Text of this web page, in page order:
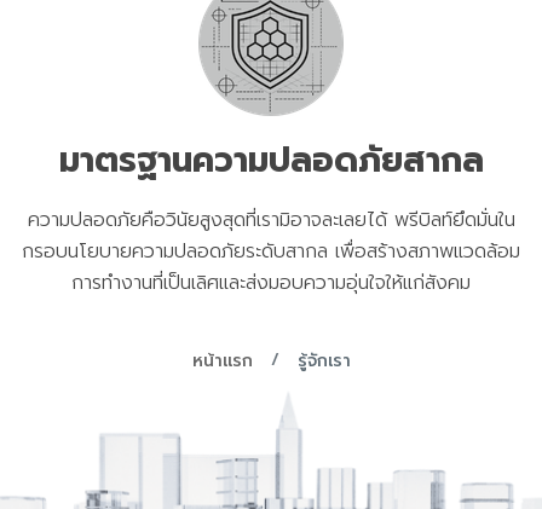
มาตรฐานความปลอดภัยสากล
ความปลอดภัยคือวินัยสูงสุดที่เรามิอาจละเลยได้ พรีบิลท์ยึดมั่นใน
กรอบนโยบายความปลอดภัยระดับสากล เพื่อสร้างสภาพแวดล้อม
การทำงานที่เป็นเลิศและส่งมอบความอุ่นใจให้แก่สังคม
หน้าแรก รู้จักเรา